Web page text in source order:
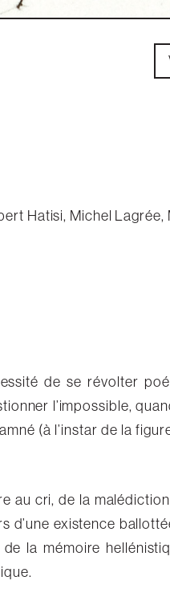
Hatisi, Michel
de se révolter
l’impossible,
(à l’instar de la
au cri, de la
d’une existence
la mémoire